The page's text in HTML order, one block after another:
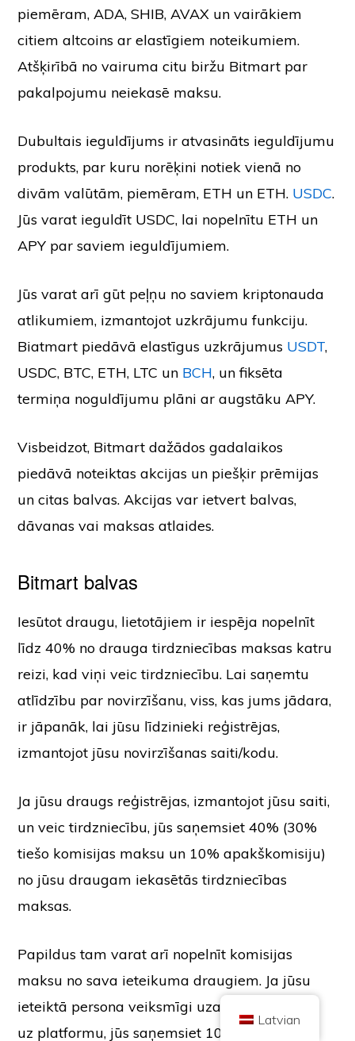
piemēram, ADA, SHIB, AVAX un vairākiem
citiem altcoins ar elastīgiem noteikumiem.
Atšķirībā no vairuma citu biržu Bitmart par
pakalpojumu neiekasē maksu.
Dubultais ieguldījums ir atvasināts ieguldījumu
produkts, par kuru norēķini notiek vienā no
divām valūtām, piemēram, ETH un ETH. USDC.
Jūs varat ieguldīt USDC, lai nopelnītu ETH un
APY par saviem ieguldījumiem.
Jūs varat arī gūt peļņu no saviem kriptonauda
atlikumiem, izmantojot uzkrājumu funkciju.
Biatmart piedāvā elastīgus uzkrājumus USDT,
USDC, BTC, ETH, LTC un BCH, un fiksēta
termiņa noguldījumu plāni ar augstāku APY.
Visbeidzot, Bitmart dažādos gadalaikos
piedāvā noteiktas akcijas un piešķir prēmijas
un citas balvas. Akcijas var ietvert balvas,
dāvanas vai maksas atlaides.
Bitmart balvas
Iesūtot draugu, lietotājiem ir iespēja nopelnīt
līdz 40% no drauga tirdzniecības maksas katru
reizi, kad viņi veic tirdzniecību. Lai saņemtu
atlīdzību par novirzīšanu, viss, kas jums jādara,
ir jāpanāk, lai jūsu līdzinieki reģistrējas,
izmantojot jūsu novirzīšanas saiti/kodu.
Ja jūsu draugs reģistrējas, izmantojot jūsu saiti,
un veic tirdzniecību, jūs saņemsiet 40% (30%
tiešo komisijas maksu un 10% apakškomisiju)
no jūsu draugam iekasētās tirdzniecības
maksas.
Papildus tam varat arī nopelnīt komisijas
maksu no sava ieteikuma draugiem. Ja jūsu
ieteiktā persona veiksmīgi uzaicina kādu citu
uz platformu, jūs saņemsiet 10% no trešās
Autortiesības © 2026 Brilliant British Ltd, kas darbojas kā Coin Kickoff
Uzņēmuma numurs 10490224
Adrese: 2. stāvs 167-169 Great Portland Street, Londona, Apvienotā
Saturs ir informatīviem nolūkiem un nav ieguldījumu konsultācijas. Pagātnes
rezultāti nav nākotnes rezultātu rādītājs. Ieguldījumi kriptovalūtā ir saistīti ar
risku.
Kriptovalūtu neregulē Apvienotās Karalistes Finanšu uzraudzības iestāde,
un uz to neattiecas Apvienotās Karalistes Finanšu pakalpojumu
zaudēt daļu vai visu vērtību. No kriptovalūtas pārdošanas gūtajai peļņai var
tikt piemērots kapitāla pieauguma nodoklis.
SAZINIETIES AR MUMS
Latvian